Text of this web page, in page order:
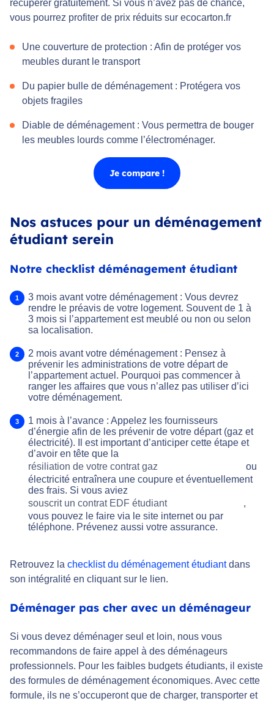
récupérer gratuitement. Si vous n’avez pas de chance,
vous pourrez profiter de prix réduits sur ecocarton.fr
Une couverture de protection : Afin de protéger vos
meubles durant le transport
Du papier bulle de déménagement : Protégera vos
objets fragiles
Diable de déménagement : Vous permettra de bouger
les meubles lourds comme l’électroménager.
Je compare !
Nos astuces pour un déménagement
étudiant serein
Notre checklist déménagement étudiant
3 mois avant votre déménagement : Vous devrez
rendre le préavis de votre logement. Souvent de 1 à
3 mois si l’appartement est meublé ou non ou selon
sa localisation.
2 mois avant votre déménagement : Pensez à
prévenir les administrations de votre départ de
l’appartement actuel. Pourquoi pas commencer à
ranger les affaires que vous n’allez pas utiliser d’ici
votre déménagement.
1 mois à l’avance : Appelez les fournisseurs
d’énergie afin de les prévenir de votre départ (gaz et
électricité). Il est important d’anticiper cette étape et
d’avoir en tête que la
résiliation de votre contrat gaz
ou
électricité entraînera une coupure et éventuellement
des frais. Si vous aviez
souscrit un contrat EDF étudiant
,
vous pouvez le faire via le site internet ou par
téléphone. Prévenez aussi votre assurance.
Retrouvez la checklist du déménagement étudiantdans
son intégralité en cliquant sur le lien.
Déménager pas cher avec un déménageur
Si vous devez déménager seul et loin, nous vous
recommandons de faire appel à des déménageurs
professionnels. Pour les faibles budgets étudiants, il existe
des formules de déménagement économiques. Avec cette
formule, ils ne s’occuperont que de charger, transporter et